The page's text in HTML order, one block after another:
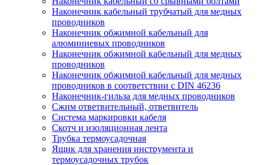
Наконечник кабельный трубчатый для медных
проводников
Наконечник обжимной кабельный для
алюминиевых проводников
Наконечник обжимной кабельный для медных
проводников
Наконечник обжимной кабельный для медных
проводников в соответствии с DIN 46236
Наконечник-гильза для медных проводников
Сжим ответвительный, ответвитель
Система маркировки кабеля
Скотч и изоляционная лента
Трубка термоусадочная
Ящик для хранения инструмента и
термоусадочных трубок